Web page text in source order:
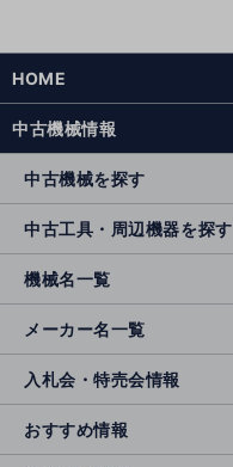
絞り込む
HOME
中古機械情報
中古機械を探す
中古工具・周辺機器を探す
機械名一覧
メーカー名一覧
入札会・特売会情報
おすすめ情報